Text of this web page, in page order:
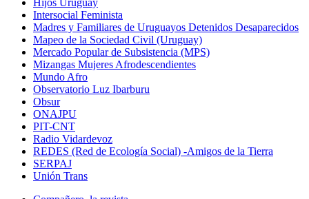
Hijos Uruguay
Intersocial Feminista
Madres y Familiares de Uruguayos Detenidos Desaparecidos
Mapeo de la Sociedad Civil (Uruguay)
Mercado Popular de Subsistencia (MPS)
Mizangas Mujeres Afrodescendientes
Mundo Afro
Observatorio Luz Ibarburu
Obsur
ONAJPU
PIT-CNT
Radio Vidardevoz
REDES (Red de Ecología Social) -Amigos de la Tierra
SERPAJ
Unión Trans